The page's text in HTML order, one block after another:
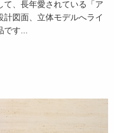
て、長年愛されている「ア
図面、立体モデルへライ
す...